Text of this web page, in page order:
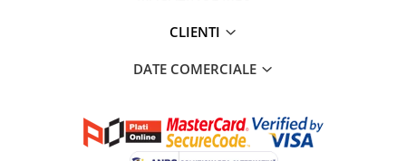
CLIENTI
DATE COMERCIALE